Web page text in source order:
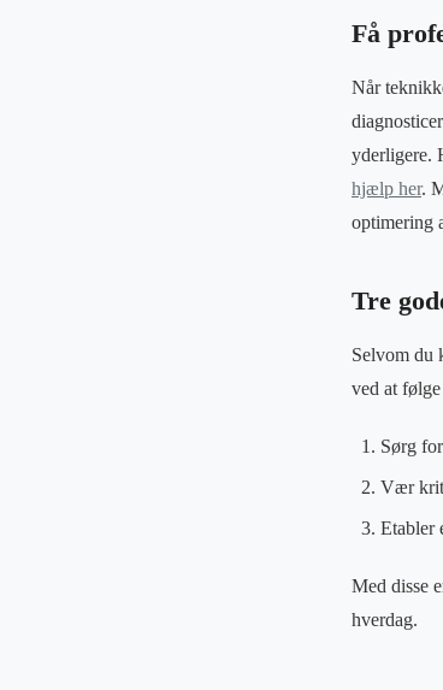
Få
Når
yderligere.
hjælp her.
optimering
Tre
Selvom du
ved at
Sørg
Vær
Etabler
Med disse
hverdag.